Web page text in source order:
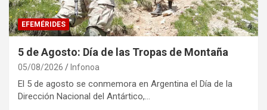
EFEMÉRIDES
5 de Agosto: Día de las Tropas de Montaña
05/08/2026 Infonoa
El 5 de agosto se conmemora en Argentina el Día de la
Dirección Nacional del Antártico,…